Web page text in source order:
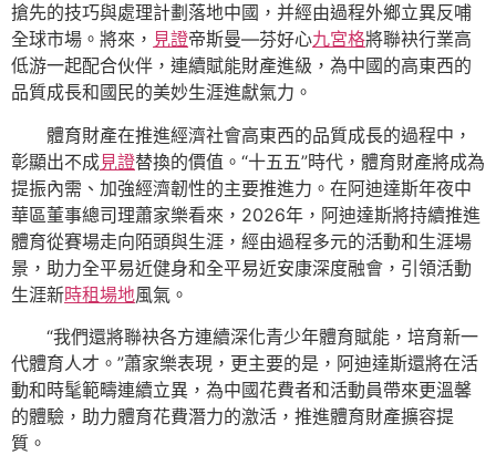
搶先的技巧與處理計劃落地中國，并經由過程外鄉立異反哺
全球市場。將來， 見證帝斯曼—芬好心九宮格將聯袂行業高
低游一起配合伙伴，連續賦能財產進級，為中國的高東西的
品質成長和國民的美妙生涯進獻氣力。
體育財產在推進經濟社會高東西的品質成長的過程中，
彰顯出不成見證替換的價值。“十五五”時代，體育財產將成為
提振內需、加強經濟韌性的主要推進力。在阿迪達斯年夜中
華區董事總司理蕭家樂看來，2026年，阿迪達斯將持續推進
體育從賽場走向陌頭與生涯，經由過程多元的活動和生涯場
景，助力全平易近健身和全平易近安康深度融會，引領活動
生涯新時租場地風氣。
“我們還將聯袂各方連續深化青少年體育賦能，培育新一
代體育人才。”蕭家樂表現，更主要的是，阿迪達斯還將在活
動和時髦範疇連續立異，為中國花費者和活動員帶來更溫馨
的體驗，助力體育花費潛力的激活，推進體育財產擴容提
質。